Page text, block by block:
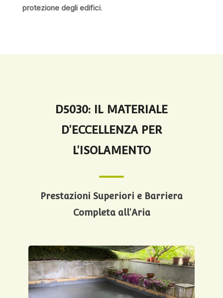
protezione degli edifici.
D5030: IL MATERIALE
D'ECCELLENZA PER
L'ISOLAMENTO
Prestazioni Superiori e Barriera
Completa all'Aria